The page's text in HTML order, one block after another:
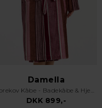
Damella
Torekov Kåbe - Badekåbe & Hjemmekåbe - Pink
DKK 899,-